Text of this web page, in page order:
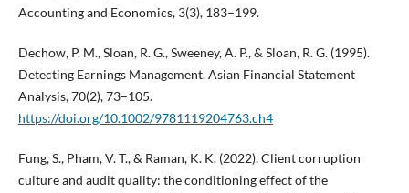
Accounting and Economics, 3(3), 183–199.
Dechow, P. M., Sloan, R. G., Sweeney, A. P., & Sloan, R. G. (1995).
Detecting Earnings Management. Asian Financial Statement
Analysis, 70(2), 73–105.
https://doi.org/10.1002/9781119204763.ch4
Fung, S., Pham, V. T., & Raman, K. K. (2022). Client corruption
culture and audit quality: the conditioning effect of the